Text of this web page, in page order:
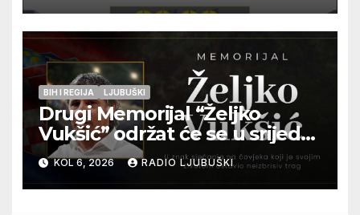
pripadnika HOS-a
BIH I REGIJA LJUBUŠKI
Drugi Memorijal “Željko
Vukšić” održat će se u srijedu
12. kolovoza u Otoku
KOL 6, 2026 RADIO LJUBUŠKI